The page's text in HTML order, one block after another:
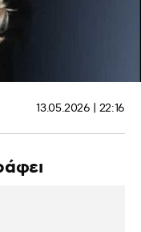
13.05.2026 | 22:16